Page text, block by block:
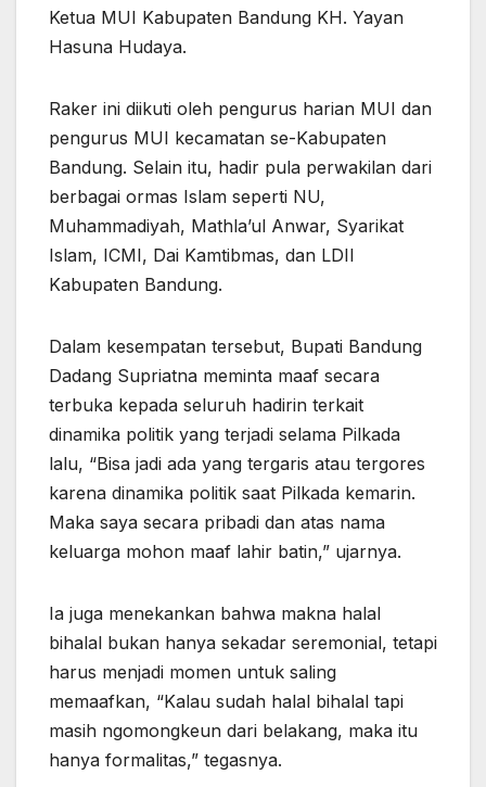
Ketua MUI Kabupaten Bandung KH. Yayan
Hasuna Hudaya.
Raker ini diikuti oleh pengurus harian MUI dan
pengurus MUI kecamatan se-Kabupaten
Bandung. Selain itu, hadir pula perwakilan dari
berbagai ormas Islam seperti NU,
Muhammadiyah, Mathla’ul Anwar, Syarikat
Islam, ICMI, Dai Kamtibmas, dan LDII
Kabupaten Bandung.
Dalam kesempatan tersebut, Bupati Bandung
Dadang Supriatna meminta maaf secara
terbuka kepada seluruh hadirin terkait
dinamika politik yang terjadi selama Pilkada
lalu, “Bisa jadi ada yang tergaris atau tergores
karena dinamika politik saat Pilkada kemarin.
Maka saya secara pribadi dan atas nama
keluarga mohon maaf lahir batin,” ujarnya.
Ia juga menekankan bahwa makna halal
bihalal bukan hanya sekadar seremonial, tetapi
harus menjadi momen untuk saling
memaafkan, “Kalau sudah halal bihalal tapi
masih ngomongkeun dari belakang, maka itu
hanya formalitas,” tegasnya.